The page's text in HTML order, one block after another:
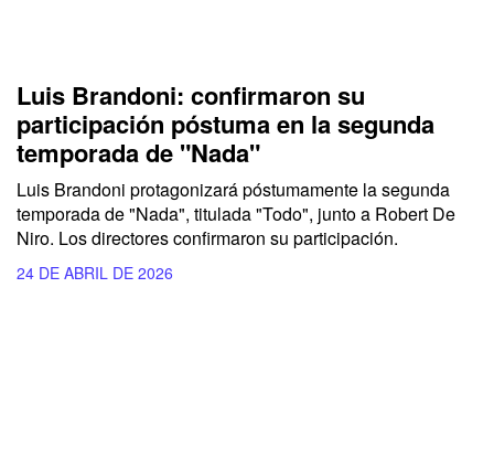
Luis Brandoni: confirmaron su
participación póstuma en la segunda
temporada de "Nada"
Luis Brandoni protagonizará póstumamente la segunda
temporada de "Nada", titulada "Todo", junto a Robert De
Niro. Los directores confirmaron su participación.
24 DE ABRIL DE 2026